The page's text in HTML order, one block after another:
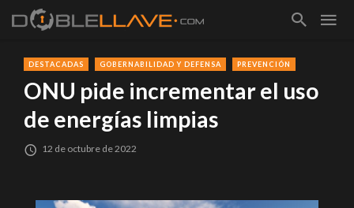
DESTACADAS GOBERNABILIDAD Y DEFENSA PREVENCIÓN
ONU pide incrementar el uso
de energías limpias
12 de octubre de 2022